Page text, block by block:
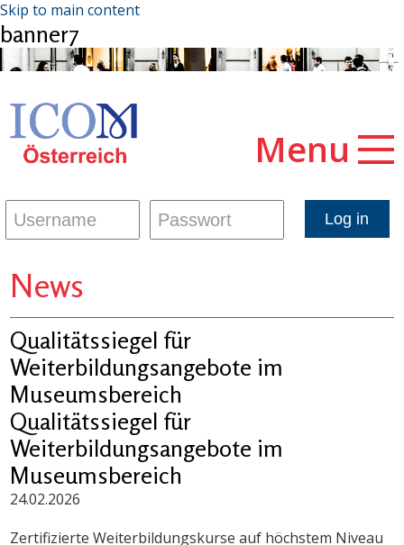
Skip to main content
banner7
Menu
News
Qualitätssiegel für
Weiterbildungsangebote im
Museumsbereich
Qualitätssiegel für
Weiterbildungsangebote im
Museumsbereich
24.02.2026
Zertifizierte Weiterbildungskurse auf höchstem Niveau